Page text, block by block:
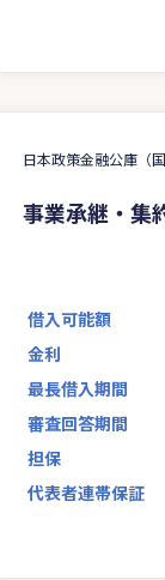
日本政策金融公庫（
事業承継・集
借入可能額
金利
最長借入期間
審査回答期間
担保
代表者連帯保証